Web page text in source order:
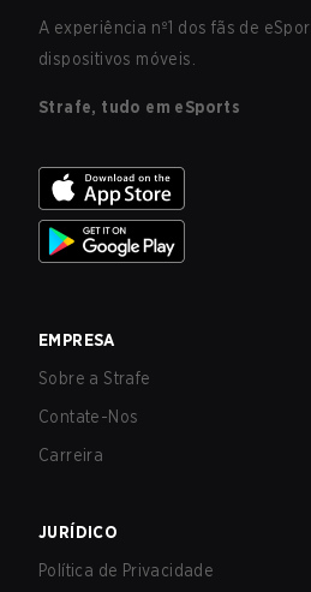
A experiência nº1 dos fãs de
dispositivos móveis.
Strafe, tudo em eSports
EMPRESA
Sobre a Strafe
Contate-Nos
Carreira
JURÍDICO
Política de Privacidade